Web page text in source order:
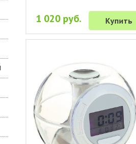
1 020 руб. Купить